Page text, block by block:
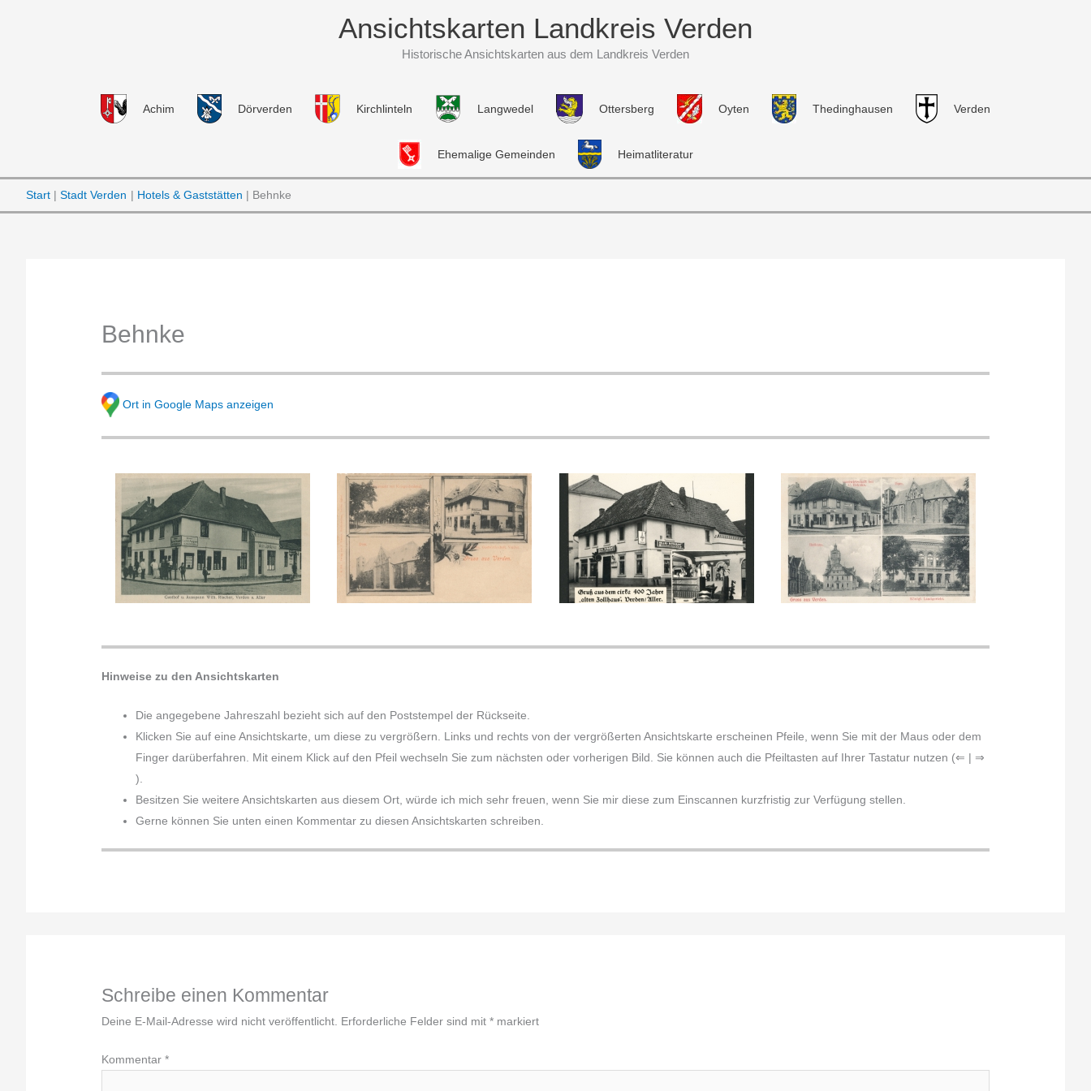
Ansichtskarten Landkreis Verden
Historische Ansichtskarten aus dem Landkreis Verden
Achim Dörverden Kirchlinteln Langwedel Ottersberg Oyten Thedinghausen Verden
Ehemalige Gemeinden Heimatliteratur
Start Stadt Verden Hotels & Gaststätten Behnke
Behnke
Ort in Google Maps anzeigen
Hinweise zu den Ansichtskarten
Die angegebene Jahreszahl bezieht sich auf den Poststempel der Rückseite.
Klicken Sie auf eine Ansichtskarte, um diese zu vergrößern. Links und rechts von der vergrößerten Ansichtskarte erscheinen Pfeile, wenn Sie mit der Maus oder dem
Finger darüberfahren. Mit einem Klick auf den Pfeil wechseln Sie zum nächsten oder vorherigen Bild. Sie können auch die Pfeiltasten auf Ihrer Tastatur nutzen (⇐ | ⇒
).
Besitzen Sie weitere Ansichtskarten aus diesem Ort, würde ich mich sehr freuen, wenn Sie mir diese zum Einscannen kurzfristig zur Verfügung stellen.
Gerne können Sie unten einen Kommentar zu diesen Ansichtskarten schreiben.
Schreibe einen Kommentar
Deine E-Mail-Adresse wird nicht veröffentlicht. Erforderliche Felder sind mit* markiert
Kommentar*